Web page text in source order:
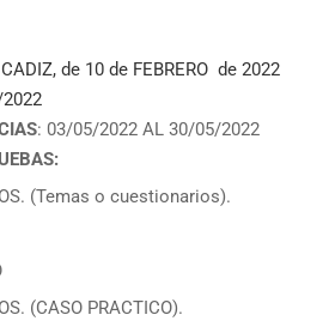
de 10 de FEBRERO de 2022
: 03/05/2022 AL 30/05/2022
(Temas o cuestionarios).
(CASO PRACTICO).